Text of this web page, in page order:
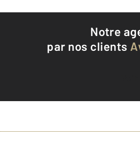
Notre
par nos clients